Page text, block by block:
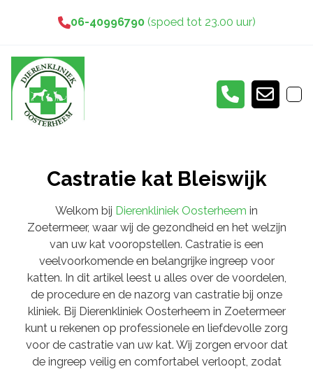
06-40996790(spoed tot 23.00 uur)
Castratie kat Bleiswijk
Welkom bij Dierenkliniek Oosterheem in
Zoetermeer, waar wij de gezondheid en het welzijn
van uw kat vooropstellen. Castratie is een
veelvoorkomende en belangrijke ingreep voor
katten. In dit artikel leest u alles over de voordelen,
de procedure en de nazorg van castratie bij onze
kliniek. Bij Dierenkliniek Oosterheem in Zoetermeer
kunt u rekenen op professionele en liefdevolle zorg
voor de castratie van uw kat. Wij zorgen ervoor dat
de ingreep veilig en comfortabel verloopt, zodat